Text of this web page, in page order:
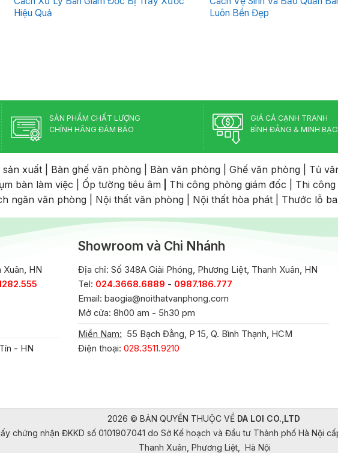
Hiệu Quả
Luôn Bền Đẹp
SẢN PHẨM CHẤT LƯỢNG
CHÍNH HÃNG ĐẢM BẢO
GIÁ CẢ CẠNH TRANH
BÌNH ĐẲNG & MINH
sản xuất Bàn ghế văn phòng Bàn văn phòng Ghế văn phòng
Tủ
bàn làm việc Ốp tường tiêu âm Thi công phòng giám đốc
Thi
ngăn văn phòng Nội thất văn phòng Nội thất hòa phát Thước lỗ
HN
- HN
Showroom và Chi Nhánh
Địa chỉ: Số 348A Giải Phóng, Phương Liệt, Thanh Xuân, HN
Tel: 024.3668.6889 - 0987.186.777
Email: baogia@noithatvanphong.com
Mở cửa: 8h00 am - 5h30 pm
Miền Nam: 55 Bạch Đằng, P 15, Q. Bình Thạnh, HCM
Điện thoại: 028.3511.9210
2026 © BẢN QUYỀN THUỘC VỀ DA LOI CO.,LTD
chứng nhận ĐKKD số 0101907041 do Sở Kế hoạch và Đầu tư Thành phố Hà Nội
Thanh Xuân, Phương Liệt, Hà Nội